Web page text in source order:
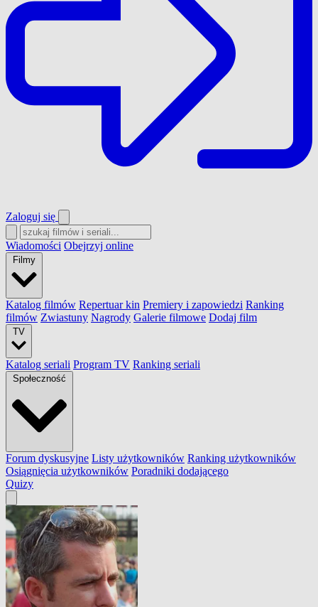
Zaloguj się
Wiadomości Obejrzyj online
Filmy
Katalog filmów Repertuar kin Premiery i zapowiedzi Ranking
filmów Zwiastuny Nagrody Galerie filmowe Dodaj film
TV
Katalog seriali Program TV Ranking seriali
Społeczność
Forum dyskusyjne Listy użytkowników Ranking użytkowników
Osiągnięcia użytkowników Poradniki dodającego
Quizy